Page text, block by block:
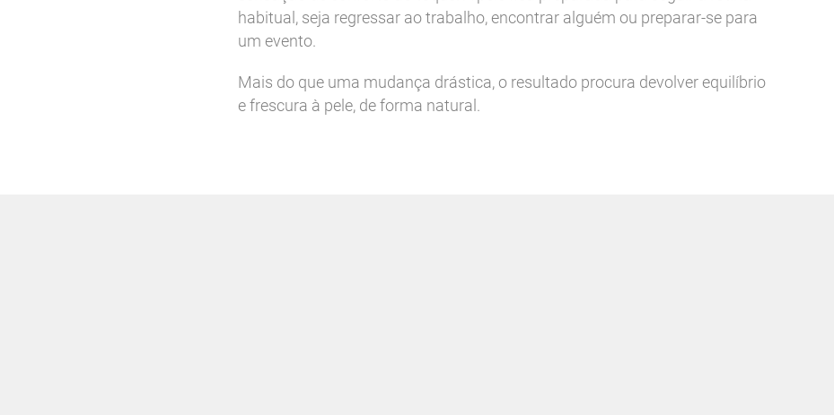
habitual, seja regressar ao trabalho, encontrar alguém ou preparar-se para
um evento.
Mais do que uma mudança drástica, o resultado procura devolver equilíbrio
e frescura à pele, de forma natural.